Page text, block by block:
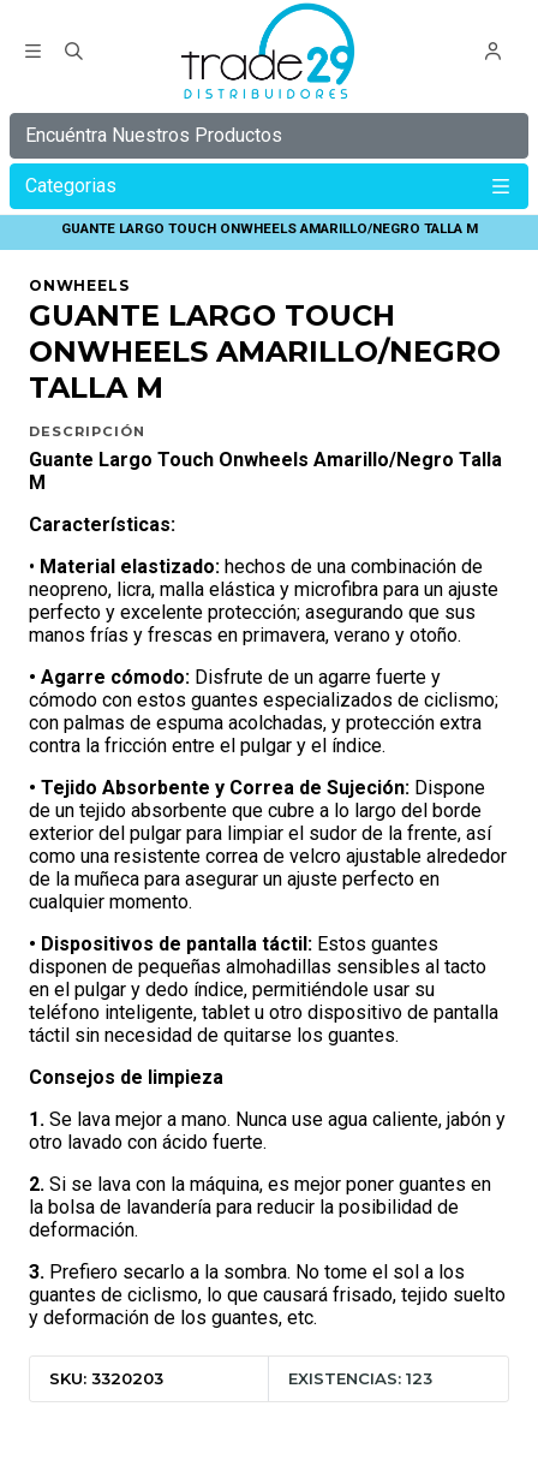
Encuéntra Nuestros Productos
Categorias
Inicio
GUANTE LARGO TOUCH ONWHEELS AMARILLO/NEGRO TALLA M
ONWHEELS
GUANTE LARGO TOUCH
ONWHEELS AMARILLO/NEGRO
TALLA M
DESCRIPCIÓN
Guante Largo Touch Onwheels Amarillo/Negro Talla
M
Características:
• Material elastizado: hechos de una combinación de
neopreno, licra, malla elástica y microfibra para un ajuste
perfecto y excelente protección; asegurando que sus
manos frías y frescas en primavera, verano y otoño.
• Agarre cómodo: Disfrute de un agarre fuerte y
cómodo con estos guantes especializados de ciclismo;
con palmas de espuma acolchadas, y protección extra
contra la fricción entre el pulgar y el índice.
• Tejido Absorbente y Correa de Sujeción: Dispone
de un tejido absorbente que cubre a lo largo del borde
exterior del pulgar para limpiar el sudor de la frente, así
como una resistente correa de velcro ajustable alrededor
de la muñeca para asegurar un ajuste perfecto en
cualquier momento.
• Dispositivos de pantalla táctil: Estos guantes
disponen de pequeñas almohadillas sensibles al tacto
en el pulgar y dedo índice, permitiéndole usar su
teléfono inteligente, tablet u otro dispositivo de pantalla
táctil sin necesidad de quitarse los guantes.
Consejos de limpieza
1. Se lava mejor a mano. Nunca use agua caliente, jabón y
otro lavado con ácido fuerte.
2. Si se lava con la máquina, es mejor poner guantes en
la bolsa de lavandería para reducir la posibilidad de
deformación.
3. Prefiero secarlo a la sombra. No tome el sol a los
guantes de ciclismo, lo que causará frisado, tejido suelto
y deformación de los guantes, etc.
SKU: 3320203 EXISTENCIAS: 123